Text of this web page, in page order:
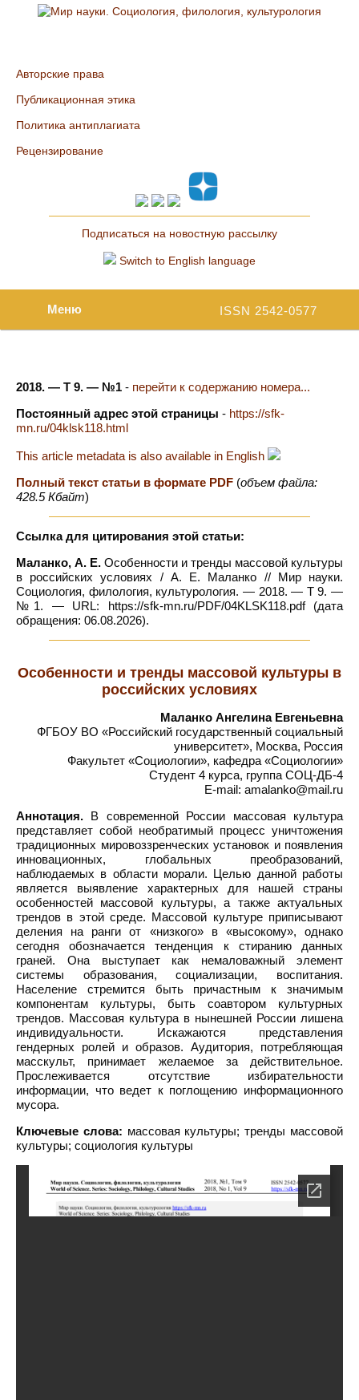
Авторские права
Публикационная этика
Политика антиплагиата
Рецензирование
Подписаться на новостную рассылку
Switch to English language
ISSN 2542-0577
Меню
2018. — Т 9. — №1 - перейти к содержанию номера...
Постоянный адрес этой страницы - https://sfk-
mn.ru/04klsk118.html
This article metadata is also available in English
Полный текст статьи в формате PDF (объем файла:
428.5 Кбайт)
Ссылка для цитирования этой статьи:
Маланко, А. Е. Особенности и тренды массовой культуры
в российских условиях / А. Е. Маланко // Мир науки.
Социология, филология, культурология. — 2018. — Т 9. —
№1. — URL: https://sfk-mn.ru/PDF/04KLSK118.pdf (дата
обращения: 06.08.2026).
Особенности и тренды массовой культуры в
российских условиях
Маланко Ангелина Евгеньевна
ФГБОУ ВО «Российский государственный социальный
университет», Москва, Россия
Факультет «Социологии», кафедра «Социологии»
Студент 4 курса, группа СОЦ-ДБ-4
E-mail: amalanko@mail.ru
Аннотация. В современной России массовая культура
представляет собой необратимый процесс уничтожения
традиционных мировоззренческих установок и появления
инновационных, глобальных преобразований,
наблюдаемых в области морали. Целью данной работы
является выявление характерных для нашей страны
особенностей массовой культуры, а также актуальных
трендов в этой среде. Массовой культуре приписывают
деления на ранги от «низкого» в «высокому», однако
сегодня обозначается тенденция к стиранию данных
граней. Она выступает как немаловажный элемент
системы образования, социализации, воспитания.
Население стремится быть причастным к значимым
компонентам культуры, быть соавтором культурных
трендов. Массовая культура в нынешней России лишена
индивидуальности. Искажаются представления
гендерных ролей и образов. Аудитория, потребляющая
масскульт, принимает желаемое за действительное.
Прослеживается отсутствие избирательности
информации, что ведет к поглощению информационного
мусора.
Ключевые слова: массовая культуры; тренды массовой
культуры; социология культуры